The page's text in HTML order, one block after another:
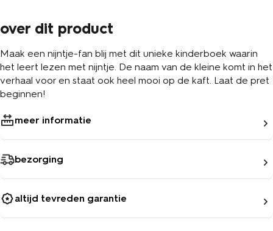
over dit product
Maak een nijntje-fan blij met dit unieke kinderboek waarin
het leert lezen met nijntje. De naam van de kleine komt in het
verhaal voor en staat ook heel mooi op de kaft. Laat de pret
beginnen!
meer informatie
bezorging
altijd tevreden garantie